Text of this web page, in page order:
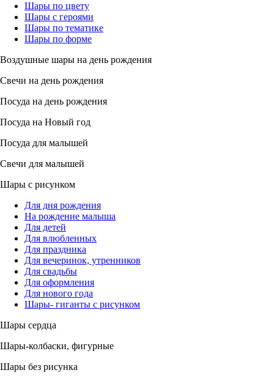
Шары по цвету
Шары с героями
Шары по тематике
Шары по форме
Воздушные шары на день рождения
Свечи на день рождения
Посуда на день рождения
Посуда на Новый год
Посуда для малышей
Свечи для малышей
Шары с рисунком
Для дня рождения
На рождение малыша
Для детей
Для влюбленных
Для праздника
Для вечеринок, утренников
Для свадьбы
Для оформления
Для нового года
Шары- гиганты с рисунком
Шары сердца
Шары-колбаски, фигурные
Шары без рисунка